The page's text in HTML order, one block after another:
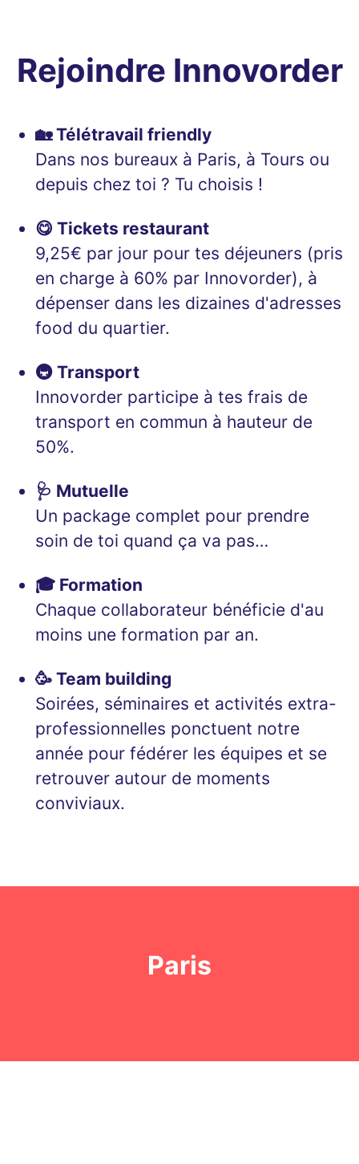
Rejoindre Innovorder
🏡 Télétravail friendly
Dans nos bureaux à Paris, à Tours ou
depuis chez toi ? Tu choisis !
😋 Tickets restaurant
9,25€ par jour pour tes déjeuners (pris
en charge à 60% par Innovorder), à
dépenser dans les dizaines d'adresses
food du quartier.
🚇 Transport
Innovorder participe à tes frais de
transport en commun à hauteur de
50%.
🩺 Mutuelle
Un package complet pour prendre
soin de toi quand ça va pas…
🎓 Formation
Chaque collaborateur bénéficie d'au
moins une formation par an.
🥳 Team building
Soirées, séminaires et activités extra-
professionnelles ponctuent notre
année pour fédérer les équipes et se
retrouver autour de moments
conviviaux.
Paris